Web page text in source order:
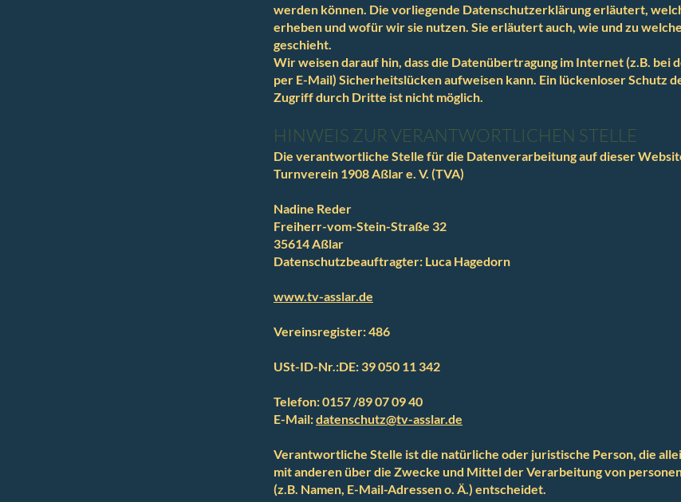
werden können. Die vorliegende Datenschutzerklärung erläutert,
erheben und wofür wir sie nutzen. Sie erläutert auch, wie und zu
geschieht.
Wir weisen darauf hin, dass die Datenübertragung im Internet (z.B. bei
per E-Mail) Sicherheitslücken aufweisen kann. Ein lückenloser Schutz
Zugriff durch Dritte ist nicht möglich.
HINWEIS ZUR VERANTWORTLICHEN STELLE
Die verantwortliche Stelle für die Datenverarbeitung auf dieser
Turnverein 1908 Aßlar e. V. (TVA)
Nadine Reder
Freiherr-vom-Stein-Straße 32
35614 Aßlar
Datenschutzbeauftragter: Luca Hagedorn
www.tv-asslar.de
Vereinsregister: 486
USt-ID-Nr.:DE: 39 050 11 342
Telefon: 0157 /89 07 09 40
E-Mail:datenschutz@tv-asslar.de
Verantwortliche Stelle ist die natürliche oder juristische Person, die
mit anderen über die Zwecke und Mittel der Verarbeitung von
(z.B. Namen, E-Mail-Adressen o. Ä.) entscheidet.